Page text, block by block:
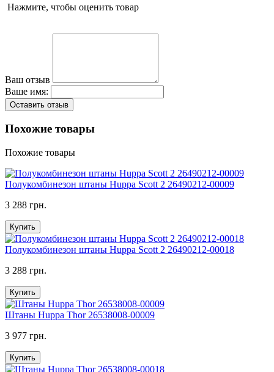
Нажмите, чтобы оценить товар
Ваш отзыв
Ваше имя:
Оставить отзыв
Похожие товары
Похожие товары
Полукомбинезон штаны Huppa Scott 2 26490212-00009
3 288 грн.
Купить
Полукомбинезон штаны Huppa Scott 2 26490212-00018
3 288 грн.
Купить
Штаны Huppa Thor 26538008-00009
3 977 грн.
Купить